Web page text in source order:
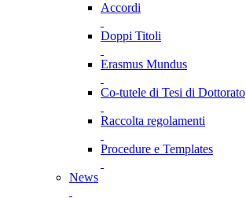
Accordi
Doppi Titoli
Erasmus Mundus
Co-tutele di Tesi di Dottorato
Raccolta regolamenti
Procedure e Templates
News